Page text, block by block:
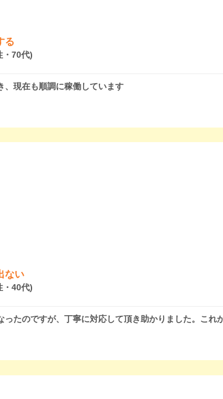
る
・70代)
、現在も順調に稼働しています
ない
・40代)
たのですが、丁寧に対応して頂き助かりました。これ